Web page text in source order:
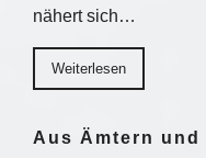
nähert sich…
Weiterlesen
Aus Ämtern und